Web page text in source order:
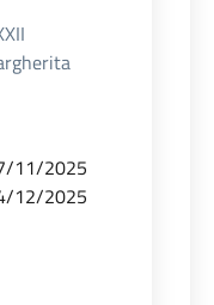
11/2025
12/2025